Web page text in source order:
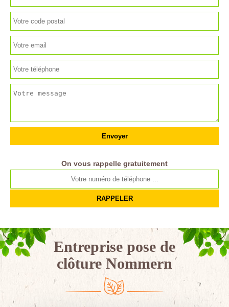
On vous rappelle gratuitement
Entreprise pose de
clôture Nommern